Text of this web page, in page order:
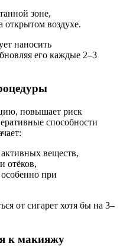
зоне,
открытом воздухе.
наносить
его каждые 2–3
повышает риск
способности
веществ,
отёков,
при
от сигарет хотя бы на 3–
к макияжу